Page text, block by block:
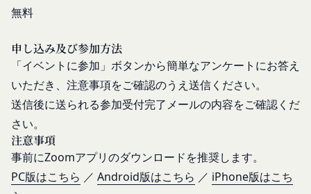
無料
申し込み及び参加方法
「イベントに参加」ボタンから簡単なアンケートにお答え
いただき、注意事項をご確認のうえ送信ください。
送信後に送られる参加受付完了メールの内容をご確認くだ
さい。
注意事項
事前にZoomアプリのダウンロードを推奨します。
PC版はこちら ／ Android版はこちら ／ iPhone版はこち
お客様の居住国内外において、法律、規則、法的手
段または公的もしくは政府機関からの要求により、
当社がお客様情報の全部または一部を開示すること
が必要になる場合があります。
当社は、国家安全保障、法の執行またはその他の交
場合、お客様情報の全部または一部を公開すること
があります。
当社は、当社の利用規約の執行、当社の運営または
当社に提供された登録情報の全部又は一部につ
き虚偽、誤記又は記載漏れがあった場合
当該登録希望者が、本サービス又は当社が提供
するその他のサービスの利用に際して、過去に
があり、又は現在受けている場合
未成年者、成年被後見人、被保佐人又は被補助
人のいずれかであって、法定代理人、後見人､保